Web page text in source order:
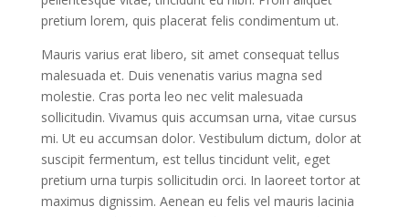
pretium lorem, quis placerat felis condimentum ut.
Mauris varius erat libero, sit amet consequat tellus
malesuada et. Duis venenatis varius magna sed
molestie. Cras porta leo nec velit malesuada
sollicitudin. Vivamus quis accumsan urna, vitae cursus
mi. Ut eu accumsan dolor. Vestibulum dictum, dolor at
suscipit fermentum, est tellus tincidunt velit, eget
pretium urna turpis sollicitudin orci. In laoreet tortor at
maximus dignissim. Aenean eu felis vel mauris lacinia